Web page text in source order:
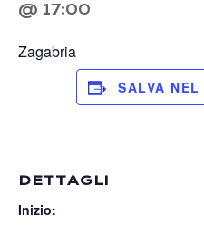
@ 17:00
Zagabria
SALVA
DETTAGLI
Inizio: